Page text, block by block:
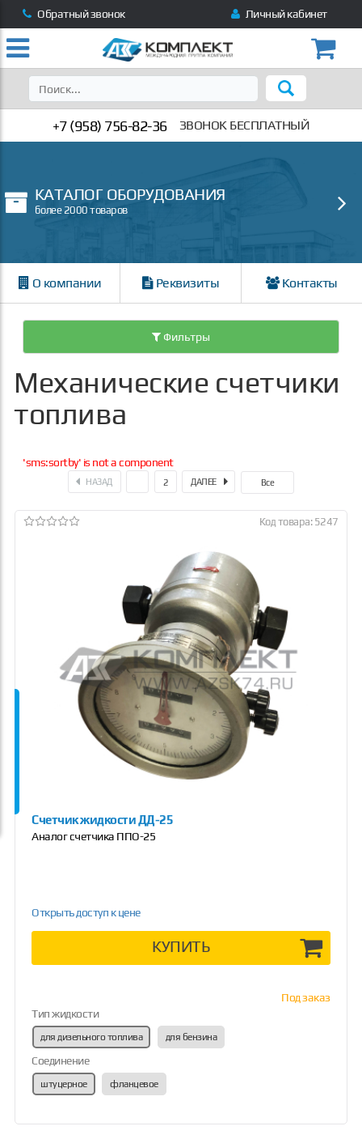
Обратный звонок Личный кабинет
+7 (958) 756-82-36 ЗВОНОК БЕСПЛАТНЫЙ
КАТАЛОГ ОБОРУДОВАНИЯ
более 2000 товаров
О компании Реквизиты Контакты
Фильтры
Механические счетчики
топлива
'sms:sortby' is not a component
НАЗАД 2 ДАЛЕЕ Все
Код товара: 5247
Счетчик жидкости ДД-25
Аналог счетчика ППО-25
Открыть доступ к цене
КУПИТЬ
Под заказ
Тип жидкости
для дизельного топлива для бензина
Соединение
штуцерное фланцевое